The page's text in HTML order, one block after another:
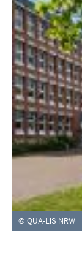
QUA-LiS NRW